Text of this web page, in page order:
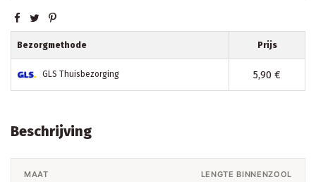
Bezorgmethode Prijs
GLS Thuisbezorging 5,90 €
Beschrijving
MAAT LENGTE BINNENZOOL